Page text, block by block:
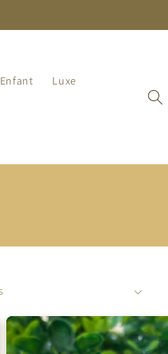
Enfant Luxe